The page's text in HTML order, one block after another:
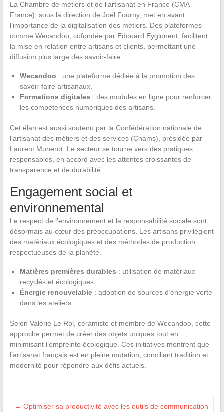
La Chambre de métiers et de l’artisanat en France (CMA
France), sous la direction de Joël Fourny, met en avant
l’importance de la digitalisation des métiers. Des plateformes
comme Wecandoo, cofondée par Edouard Eyglunent, facilitent
la mise en relation entre artisans et clients, permettant une
diffusion plus large des savoir-faire.
Wecandoo : une plateforme dédiée à la promotion des
savoir-faire artisanaux.
Formations digitales : des modules en ligne pour renforcer
les compétences numériques des artisans.
Cet élan est aussi soutenu par la Confédération nationale de
l’artisanat des métiers et des services (Cnams), présidée par
Laurent Munerot. Le secteur se tourne vers des pratiques
responsables, en accord avec les attentes croissantes de
transparence et de durabilité.
Engagement social et
environnemental
Le respect de l’environnement et la responsabilité sociale sont
désormais au cœur des préoccupations. Les artisans privilégient
des matériaux écologiques et des méthodes de production
respectueuses de la planète.
Matières premières durables : utilisation de matériaux
recyclés et écologiques.
Énergie renouvelable: adoption de sources d’énergie verte
dans les ateliers.
Selon Valérie Le Rol, céramiste et membre de Wecandoo, cette
approche permet de créer des objets uniques tout en
minimisant l’empreinte écologique. Ces initiatives montrent que
l’artisanat français est en pleine mutation, conciliant tradition et
modernité pour répondre aux défis actuels.
← Optimiser sa productivité avec les outils de communication